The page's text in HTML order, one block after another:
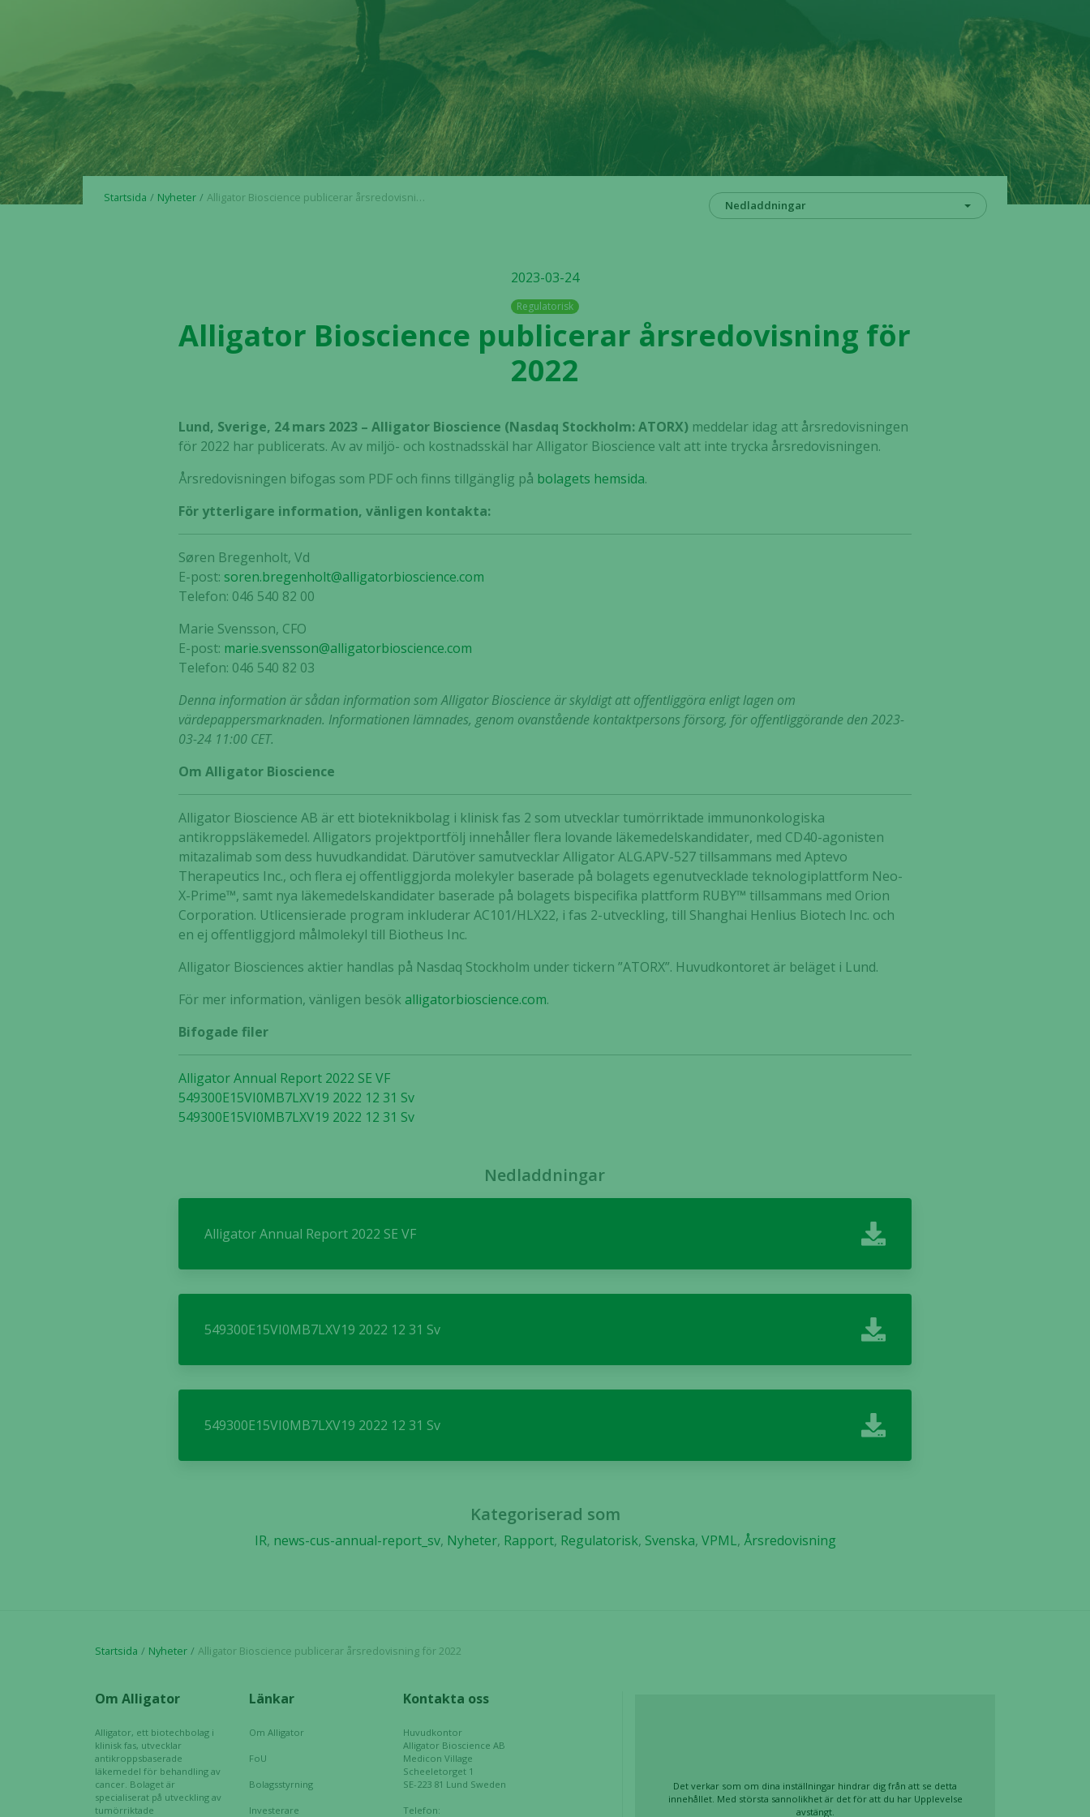
Startsida Nyheter Alligator Bioscience publicerar årsredovisning för 2022
Nedladdningar
2023-03-24
Regulatorisk
Alligator Bioscience publicerar årsredovisning för
2022
Lund, Sverige, 24 mars 2023 – Alligator Bioscience (Nasdaq Stockholm: ATORX) meddelar idag att årsredovisningen
för 2022 har publicerats. Av av miljö- och kostnadsskäl har Alligator Bioscience valt att inte trycka årsredovisningen.
Årsredovisningen bifogas som PDF och finns tillgänglig på bolagets hemsida.
För ytterligare information, vänligen kontakta:
Søren Bregenholt, Vd
E-post: soren.bregenholt@alligatorbioscience.com
Telefon: 046 540 82 00
Marie Svensson, CFO
E-post: marie.svensson@alligatorbioscience.com
Telefon: 046 540 82 03
Denna information är sådan information som Alligator Bioscience är skyldigt att offentliggöra enligt lagen om
värdepappersmarknaden. Informationen lämnades, genom ovanstående kontaktpersons försorg, för offentliggörande den 2023-
03-24 11:00 CET.
Om Alligator Bioscience
Alligator Bioscience AB är ett bioteknikbolag i klinisk fas 2 som utvecklar tumörriktade immunonkologiska
antikroppsläkemedel. Alligators projektportfölj innehåller flera lovande läkemedelskandidater, med CD40-agonisten
mitazalimab som dess huvudkandidat. Därutöver samutvecklar Alligator ALG.APV-527 tillsammans med Aptevo
Therapeutics Inc., och flera ej offentliggjorda molekyler baserade på bolagets egenutvecklade teknologiplattform Neo-
X-Prime™, samt nya läkemedelskandidater baserade på bolagets bispecifika plattform RUBY™ tillsammans med Orion
Corporation. Utlicensierade program inkluderar AC101/HLX22, i fas 2-utveckling, till Shanghai Henlius Biotech Inc. och
en ej offentliggjord målmolekyl till Biotheus Inc.
Alligator Biosciences aktier handlas på Nasdaq Stockholm under tickern ”ATORX”. Huvudkontoret är beläget i Lund.
För mer information, vänligen besökalligatorbioscience.com.
Bifogade filer
Alligator Annual Report 2022 SE VF
549300E15VI0MB7LXV19 2022 12 31 Sv
549300E15VI0MB7LXV19 2022 12 31 Sv
Nedladdningar
Alligator Annual Report 2022 SE VF
549300E15VI0MB7LXV19 2022 12 31 Sv
549300E15VI0MB7LXV19 2022 12 31 Sv
Kategoriserad som
IR, news-cus-annual-report_sv, Nyheter, Rapport, Regulatorisk, Svenska, VPML, Årsredovisning
Startsida Nyheter Alligator Bioscience publicerar årsredovisning för 2022
Om Alligator
Alligator, ett biotechbolag i
klinisk fas, utvecklar
antikroppsbaserade
läkemedel för behandling av
cancer. Bolaget är
specialiserat på utveckling av
tumörriktade
Länkar
Om Alligator
FoU
Bolagsstyrning
Investerare
Kontakta oss
Huvudkontor
Alligator Bioscience AB
Medicon Village
Scheeletorget 1
SE-223 81 Lund Sweden
Telefon:
Det verkar som om dina inställningar hindrar dig från att se detta
innehållet. Med största sannolikhet är det för att du har Upplevelse
avstängt.
går inte att
hemsidans
funktionalitet
och